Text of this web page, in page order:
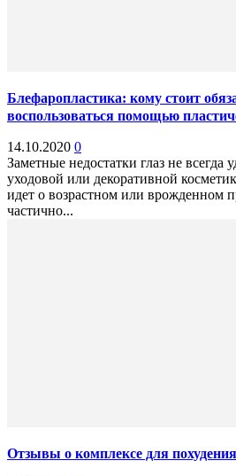
Блефаропластика: кому стоит
воспользоваться помощью
14.10.2020 0
Заметные недостатки глаз не всегда
уходовой или декоративной
идет о возрастном или врожденном
частично...
Отзывы о комплексе для